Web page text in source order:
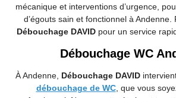
mécanique et interventions d’urgence,
d’égouts sain et fonctionnel à Andenne.
Débouchage DAVIDpour un service
Débouchage WC
À Andenne, Débouchage DAVID
débouchage de WC, que vous